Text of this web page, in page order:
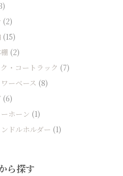
(2)
(15)
(2)
ク・コートラック (7)
ーベース (8)
(6)
ホーン (1)
ドルホルダー (1)
ら探す